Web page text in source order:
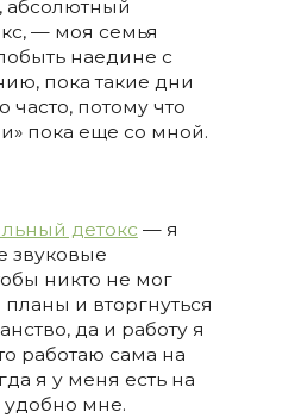
абсолютный
— моя семья
наедине с
пока такие дни
потому что
пока еще со мной.
детокс — я
звуковые
никто не мог
и вторгнуться
да и работу я
работаю сама на
я у меня есть на
удобно мне.